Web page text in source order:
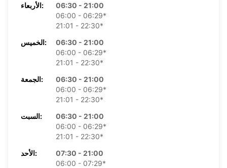
الأربعاء:
06:30 - 21:00
06:00 - 06:29*
21:01 - 22:30*
الخميس:
06:30 - 21:00
06:00 - 06:29*
21:01 - 22:30*
الجمعة:
06:30 - 21:00
06:00 - 06:29*
21:01 - 22:30*
السبت:
06:30 - 21:00
06:00 - 06:29*
21:01 - 22:30*
الأحد:
07:30 - 21:00
06:00 - 07:29*